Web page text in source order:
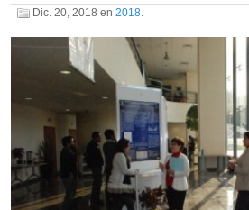
Dic. 20, 2018 en 2018.